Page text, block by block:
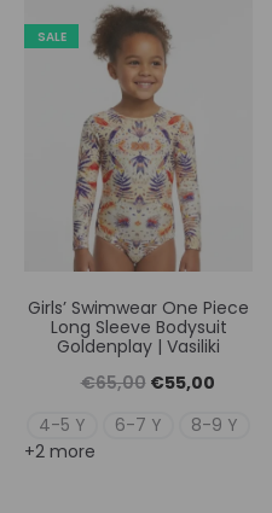
SALE
Girls’ Swimwear One Piece
Long Sleeve Bodysuit
Goldenplay | Vasiliki
€65,00 Original
price
€55,00Η
τρέχουσα
4-5 Y 6-7 Y
8-9 Y
+2 more